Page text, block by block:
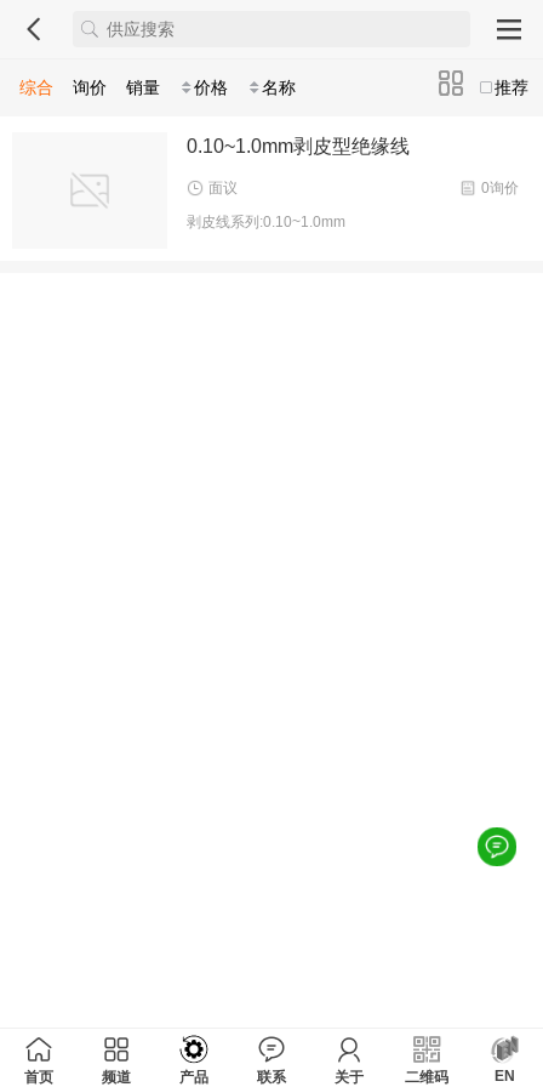
推荐
综合 询价 销量 价格 名称
0.10~1.0mm剥皮型绝缘线
0询价
面议
剥皮线系列:0.10~1.0mm
首页 频道 产品 联系 关于 二维码 EN